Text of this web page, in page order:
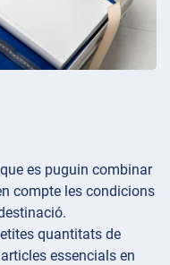
es puguin combinar
compte les condicions
quantitats de
essencials en